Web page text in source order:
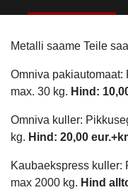
Metalli saame Teile
Omniva pakiautomaat:
max. 30 kg. Hind:
Omniva kuller:
kg. Hind: 20,00
Kaubaekspress kuller:
max 2000 kg. Hind